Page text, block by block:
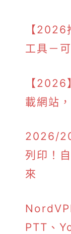
【
工具－
【
載網站
2026/
列印！
來
PTT、